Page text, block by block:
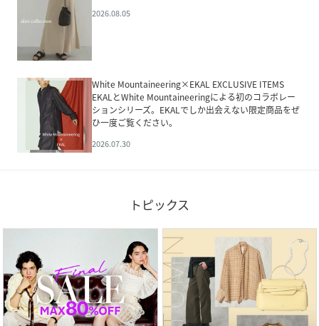
2026.08.05
White Mountaineering×EKAL EXCLUSIVE ITEMS
EKALとWhite Mountaineeringによる初のコラボレー
ションシリーズ。EKALでしか出会えない限定商品をぜ
ひ一度ご覧ください。
2026.07.30
トピックス